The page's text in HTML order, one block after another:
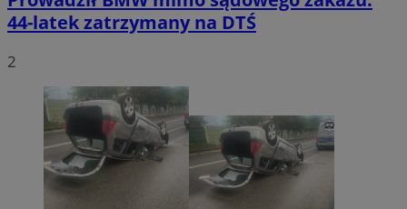
44-latek zatrzymany na DTŚ
2